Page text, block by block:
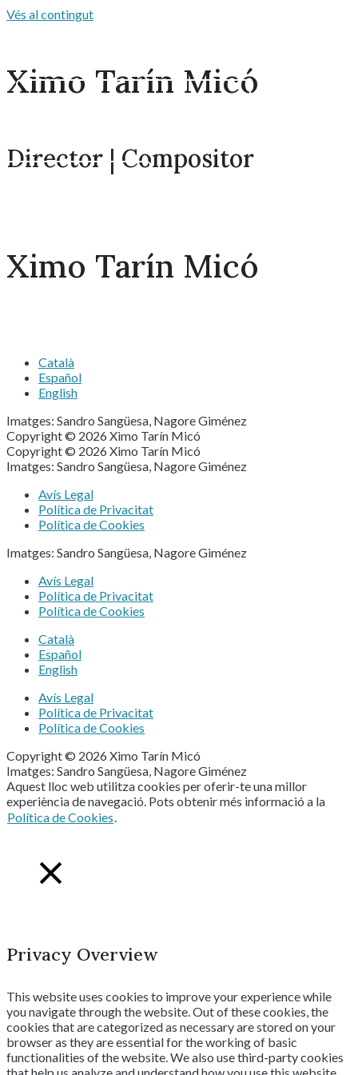
Vés al contingut
Ximo Tarín Micó
Director | Compositor
Ximo Tarín Micó
Català
Español
English
Imatges: Sandro Sangüesa, Nagore Giménez
Copyright © 2026 Ximo Tarín Micó
Copyright © 2026 Ximo Tarín Micó
Imatges: Sandro Sangüesa, Nagore Giménez
Avís Legal
Política de Privacitat
Política de Cookies
Imatges: Sandro Sangüesa, Nagore Giménez
Avís Legal
Política de Privacitat
Política de Cookies
Català
Español
English
Avís Legal
Política de Privacitat
Política de Cookies
Copyright © 2026 Ximo Tarín Micó
Imatges: Sandro Sangüesa, Nagore Giménez
Aquest lloc web utilitza cookies per oferir-te una millor
experiència de navegació. Pots obtenir més informació a la
Política de Cookies
Privacy Overview
This website uses cookies to improve your experience while
you navigate through the website. Out of these cookies, the
cookies that are categorized as necessary are stored on your
browser as they are essential for the working of basic
functionalities of the website. We also use third-party cookies